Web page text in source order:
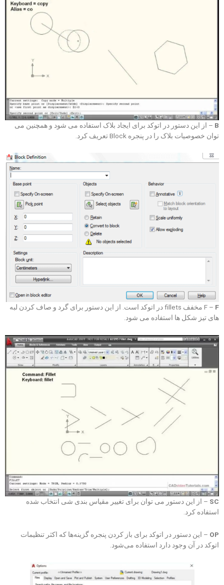
B – از این دستور در اتوکد برای ایجاد بلاک استفاده می شود و همچنین می
توان خصوصیات بلاک را در پنجره Block تعریف کرد.
F – F
مخفف fillets در اتوکد است. از این دستور برای گرد و صاف کردن لبه
های تیز شکل ها استفاده می شود.
SC – از این دستور می توان برای تغییر مقیاس بندی شی انتخاب شده
استفاده کرد.
OP – این دستور در اتوکد برای باز کردن پنجره گزینه‌ها که اکثر تنظیمات
اتوکد در آن وجود دارد استفاده می‌شود.